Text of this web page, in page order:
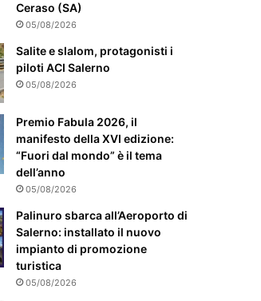
Ceraso (SA)
05/08/2026
Salite e slalom, protagonisti i
piloti ACI Salerno
05/08/2026
Premio Fabula 2026, il
manifesto della XVI edizione:
“Fuori dal mondo” è il tema
dell’anno
05/08/2026
Palinuro sbarca all’Aeroporto di
Salerno: installato il nuovo
impianto di promozione
turistica
05/08/2026